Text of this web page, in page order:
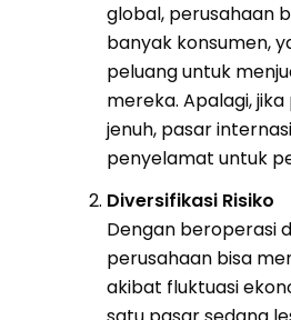
global, perusahaan
banyak konsumen,
peluang untuk
mereka. Apalagi,
jenuh, pasar
penyelamat untuk
Diversifikasi Risiko
Dengan beroperasi
perusahaan bisa
akibat fluktuasi